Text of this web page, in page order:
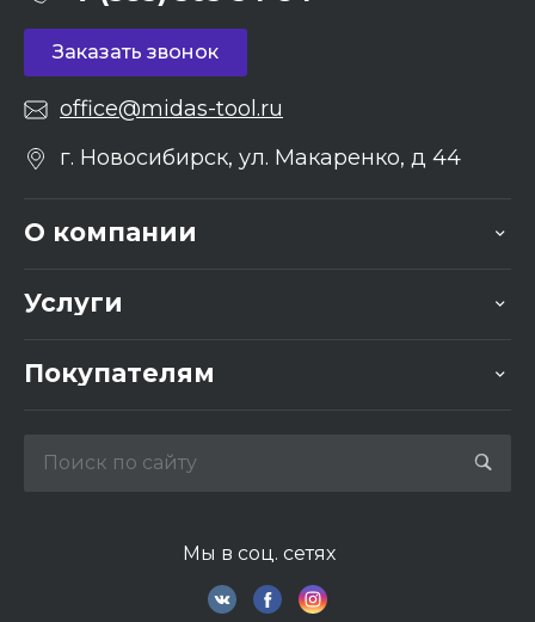
Заказать звонок
office@midas-tool.ru
г. Новосибирск, ул. Макаренко, д 44
О компании
Услуги
Покупателям
Мы в соц. сетях